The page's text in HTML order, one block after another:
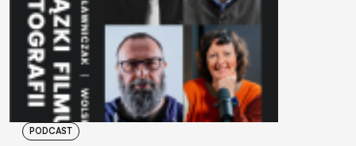
PODCAST